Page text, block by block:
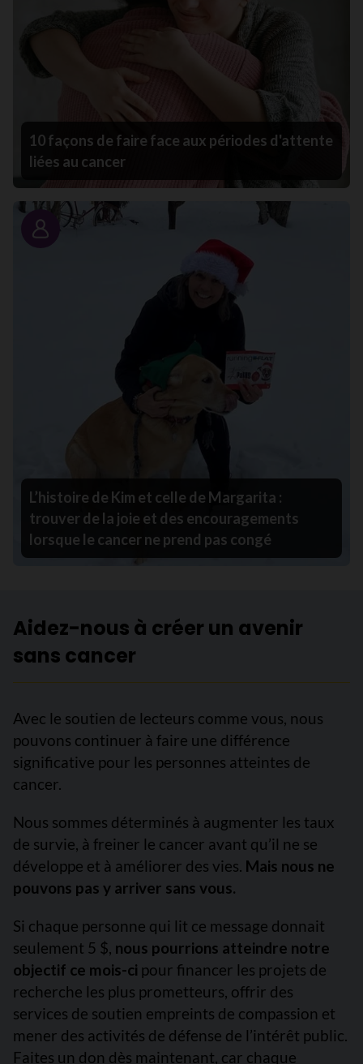
10 façons de faire face aux périodes d'attente
liées au cancer
Portrait
L’histoire de Kim et celle de Margarita :
trouver de la joie et des encouragements
lorsque le cancer ne prend pas congé
Aidez-nous à créer un avenir
sans cancer
Avec le soutien de lecteurs comme vous, nous
pouvons continuer à faire une différence
significative pour les personnes atteintes de
cancer.
Nous sommes déterminés à augmenter les taux
de survie, à freiner le cancer avant qu’il ne se
développe et à améliorer des vies. Mais nous ne
pouvons pas y arriver sans vous.
Si chaque personne qui lit ce message donnait
seulement 5 $, nous pourrions atteindre notre
objectif ce mois-ci pour financer les projets de
recherche les plus prometteurs, offrir des
services de soutien empreints de compassion et
mener des activités de défense de l’intérêt public.
Faites un don dès maintenant, car chaque